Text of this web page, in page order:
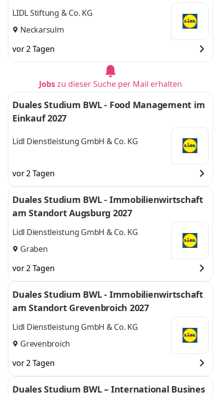
LIDL Stiftung & Co. KG
Neckarsulm
vor 2 Tagen
Jobszu dieser Suche per Mail erhalten
Duales Studium BWL - Food Management im
Einkauf 2027
Lidl Dienstleistung GmbH & Co. KG
vor 2 Tagen
Duales Studium BWL - Immobilienwirtschaft
am Standort Augsburg 2027
Lidl Dienstleistung GmbH & Co. KG
Graben
vor 2 Tagen
Duales Studium BWL - Immobilienwirtschaft
am Standort Grevenbroich 2027
Lidl Dienstleistung GmbH & Co. KG
Grevenbroich
vor 2 Tagen
Duales Studium BWL – International Busines